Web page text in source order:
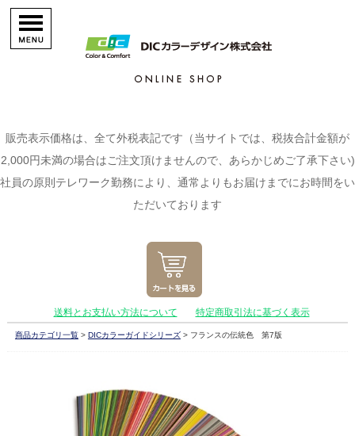
販売表示価格は、全て外税表記です（当サイトでは、税抜合計金額が
2,000円未満の場合はご注文頂けませんので、あらかじめご了承下さい)
社員の原則テレワーク勤務により、通常よりもお届けまでにお時間をい
ただいております
送料とお支払い方法について 特定商取引法に基づく表示
商品カテゴリ一覧> DICカラーガイドシリーズ> フランスの伝統色 第7版